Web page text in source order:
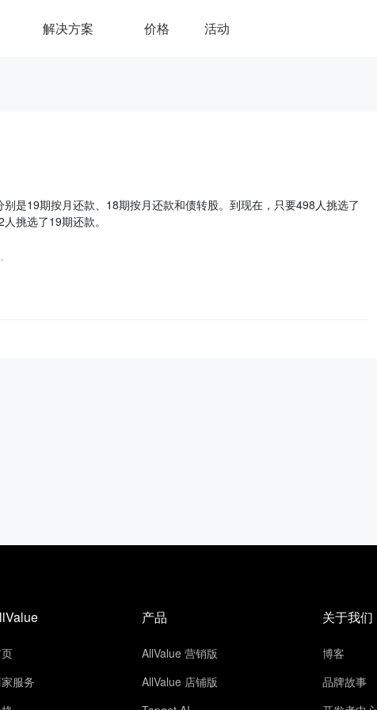
解决方案 价格 活动
是19期按月还款、18期按月还款和债转股。到现在，只要498人挑选了
挑选了19期还款。
服务
产品
AllValue 营销版
AllValue 店铺版
关于我们
博客
品牌故事